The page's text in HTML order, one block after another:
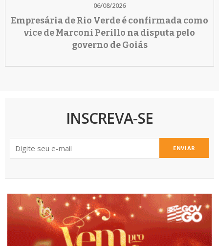
06/08/2026
Empresária de Rio Verde é confirmada como
vice de Marconi Perillo na disputa pelo
governo de Goiás
INSCREVA-SE
ENVIAR